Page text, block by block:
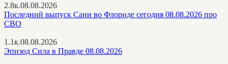
2.8к.08.08.2026
Последний выпуск Сани во Флориде сегодня 08.08.2026 про
СВО
1.1к.08.08.2026
Эпизод Сила в Правде 08.08.2026